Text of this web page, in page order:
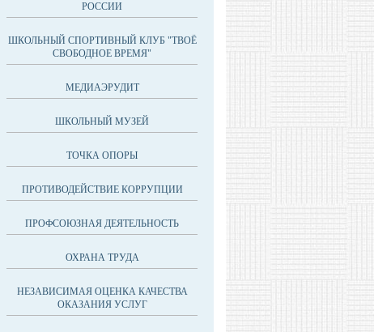
РОССИИ
ШКОЛЬНЫЙ СПОРТИВНЫЙ КЛУБ "ТВОЁ
СВОБОДНОЕ ВРЕМЯ"
МЕДИАЭРУДИТ
ШКОЛЬНЫЙ МУЗЕЙ
ТОЧКА ОПОРЫ
ПРОТИВОДЕЙСТВИЕ КОРРУПЦИИ
ПРОФСОЮЗНАЯ ДЕЯТЕЛЬНОСТЬ
ОХРАНА ТРУДА
НЕЗАВИСИМАЯ ОЦЕНКА КАЧЕСТВА
ОКАЗАНИЯ УСЛУГ